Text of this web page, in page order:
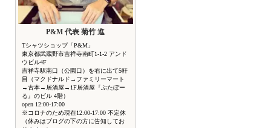
P&M 代表 菊竹 進
Tシャツショップ「P&M」
東京都武蔵野市吉祥寺南町1-1-2 アンド
ウビル4F
吉祥寺駅南口（公園口）を右に出て5軒
目（マクドナルド→ファミリーマート
→古本→居酒屋→1F居酒屋『ぶたぼー
る』のビル 4階）
open 12:00-17:00
※コロナのため現在12:00-17:00 不定休
（休みはブログの下の方に告知してお